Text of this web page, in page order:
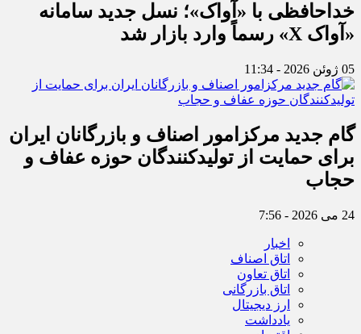
خداحافظی با «آواک»؛ نسل جدید سامانه
«آواک X» رسماً وارد بازار شد
05 ژوئن 2026 - 11:34
گام جدید مرکزامور اصناف و بازرگانان ایران
برای حمایت از تولیدکنندگان حوزه عفاف و
حجاب
24 می 2026 - 7:56
اخبار
اتاق اصناف
اتاق تعاون
اتاق بازرگانی
ارز دیجیتال
یادداشت